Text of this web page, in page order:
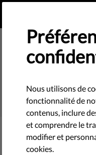
Filter
Nous utilisons de
fonctionnalité de
contenus, inclure
et comprendre le
modifier et
cookies.